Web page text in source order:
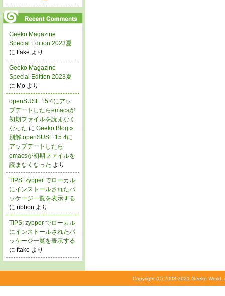
Geeko Magazine
Special Edition 2023夏
に ftake より
Geeko Magazine
Special Edition 2023夏
に Mo より
openSUSE 15.4にアッ
プデートしたらemacsが
初期ファイルを読まなく
なった に Geeko Blog »
別解:openSUSE 15.4に
アップデートしたら
emacsが初期ファイルを
読まなくなった より
TIPS: zypper でローカル
にインストールされたパ
ッケージ一覧を表示する
に ribbon より
TIPS: zypper でローカル
にインストールされたパ
ッケージ一覧を表示する
に ftake より
Copyright (C) 2008-2021 Geeko